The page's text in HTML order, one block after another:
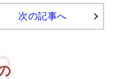
次の記事へ